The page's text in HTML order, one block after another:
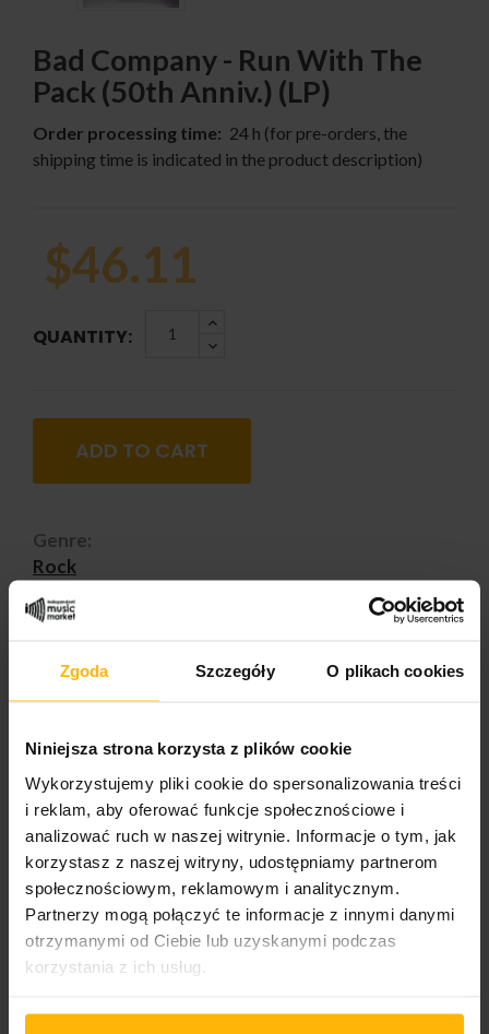
Zgoda Szczegóły O plikach cookies
Niniejsza strona korzysta z plików cookie
Wykorzystujemy pliki cookie do spersonalizowania treści
i reklam, aby oferować funkcje społecznościowe i
analizować ruch w naszej witrynie. Informacje o tym, jak
korzystasz z naszej witryny, udostępniamy partnerom
społecznościowym, reklamowym i analitycznym.
Partnerzy mogą połączyć te informacje z innymi danymi
otrzymanymi od Ciebie lub uzyskanymi podczas
korzystania z ich usług.
Bad Company - Run With The
Pack (50th Anniv.) (LP)
Order processing time: 24 h (for pre-orders, the
shipping time is indicated in the product description)
$46.11
QUANTITY:
ADD TO CART
Genre:
Rock
Styles:
Album year
1975
Band name
Bad Company
Released